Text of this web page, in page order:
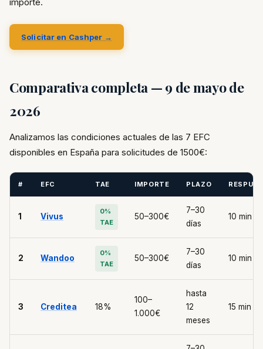
Solicitar en Cashper →
Comparativa completa — 9 de mayo de
2026
Analizamos las condiciones actuales de las 7 EFC
disponibles en España para solicitudes de 1500€:
# EFC TAE IMPORTE PLAZO
1 Vivus
0%
TAE
50–300€
7–30
días
10 min
2 Wandoo
0%
TAE
50–300€
7–30
días
10 min
3 Creditea 18%
100–
1.000€
hasta
12
meses
15 min